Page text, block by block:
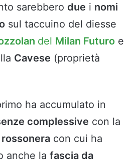
sarebbero due i nomi
sul taccuino del diesse
del Milan Futuro e
Cavese (proprietà
ha accumulato in
complessive con la
con cui ha
anche la fascia da